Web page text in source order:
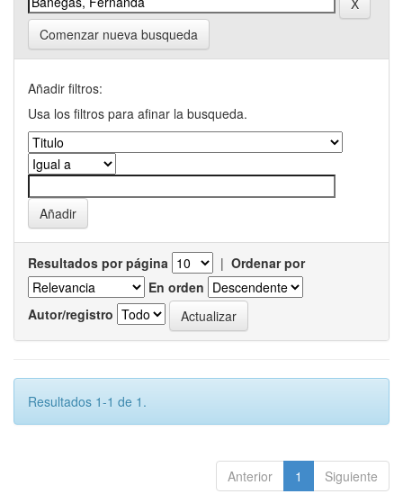
Comenzar nueva busqueda
Añadir filtros:
Usa los filtros para afinar la busqueda.
Resultados por página | Ordenar por
En orden
Autor/registro
Resultados 1-1 de 1.
Anterior 1 Siguiente